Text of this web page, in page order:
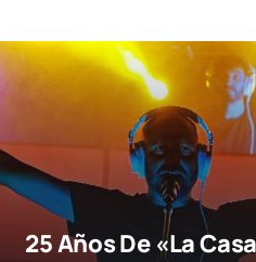
25 Años De «La